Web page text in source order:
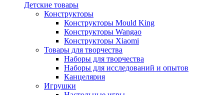
Детские товары
Конструкторы
Конструкторы Mould King
Конструкторы Wangao
Конструкторы Xiaomi
Товары для творчества
Наборы для творчества
Наборы для исследований и опытов
Канцелярия
Игрушки